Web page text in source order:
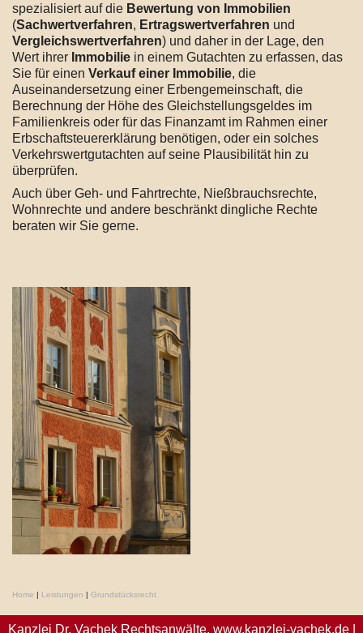
spezialisiert auf die Bewertung von Immobilien
(Sachwertverfahren, Ertragswertverfahren und
Vergleichswertverfahren) und daher in der Lage, den
Wert ihrer Immobilie in einem Gutachten zu erfassen, das
Sie für einen Verkauf einer Immobilie, die
Auseinandersetzung einer Erbengemeinschaft, die
Berechnung der Höhe des Gleichstellungsgeldes im
Familienkreis oder für das Finanzamt im Rahmen einer
Erbschaftsteuererklärung benötigen, oder ein solches
Verkehrswertgutachten auf seine Plausibilität hin zu
überprüfen.
Auch über Geh- und Fahrtrechte, Nießbrauchsrechte,
Wohnrechte und andere beschränkt dingliche Rechte
beraten wir Sie gerne.
Home | Leistungen | Grundstücksrecht
Kanzlei Dr. Vachek Rechtsanwälte, www.kanzlei-vachek.de|